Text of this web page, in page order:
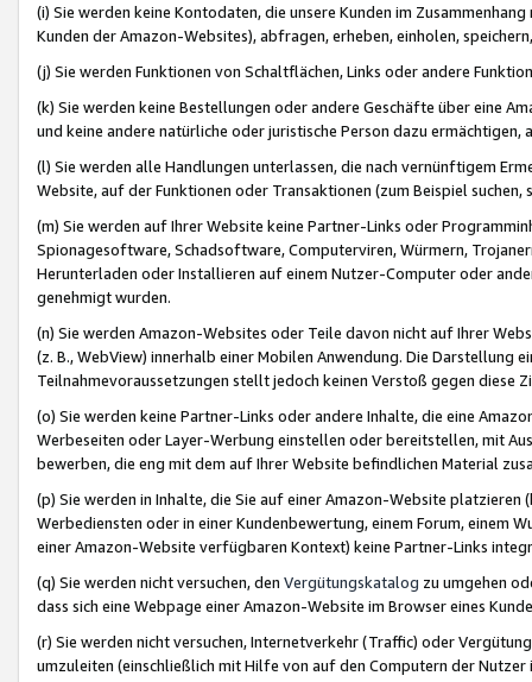
(i) Sie werden keine Kontodaten, die unsere Kunden im
Kunden der Amazon-Websites), abfragen, erheben, einholen,
(j) Sie werden Funktionen von Schaltflächen, Links oder andere
(k) Sie werden keine Bestellungen oder andere Geschäfte über eine
und keine andere natürliche oder juristische Person dazu
(l) Sie werden alle Handlungen unterlassen, die nach vernünftigem
Website, auf der Funktionen oder Transaktionen (zum Beispiel
(m) Sie werden auf Ihrer Website keine Partner-Links oder
Spionagesoftware, Schadsoftware, Computerviren, Würmern,
Herunterladen oder Installieren auf einem Nutzer-Computer oder
genehmigt wurden.
(n) Sie werden Amazon-Websites oder Teile davon nicht auf Ihrer
(z. B., WebView) innerhalb einer Mobilen Anwendung. Die Darstellung
Teilnahmevoraussetzungen stellt jedoch keinen Verstoß gegen diese
(o) Sie werden keine Partner-Links oder andere Inhalte, die eine
Werbeseiten oder Layer-Werbung einstellen oder bereitstellen, mit
bewerben, die eng mit dem auf Ihrer Website befindlichen Material
(p) Sie werden in Inhalte, die Sie auf einer Amazon-Website
Werbediensten oder in einer Kundenbewertung, einem Forum, einem
einer Amazon-Website verfügbaren Kontext) keine Partner-Links
(q) Sie werden nicht versuchen, den Vergütungskatalog zu umgehen
dass sich eine Webpage einer Amazon-Website im Browser eines
(r) Sie werden nicht versuchen, Internetverkehr (Traffic) oder
umzuleiten (einschließlich mit Hilfe von auf den Computern der